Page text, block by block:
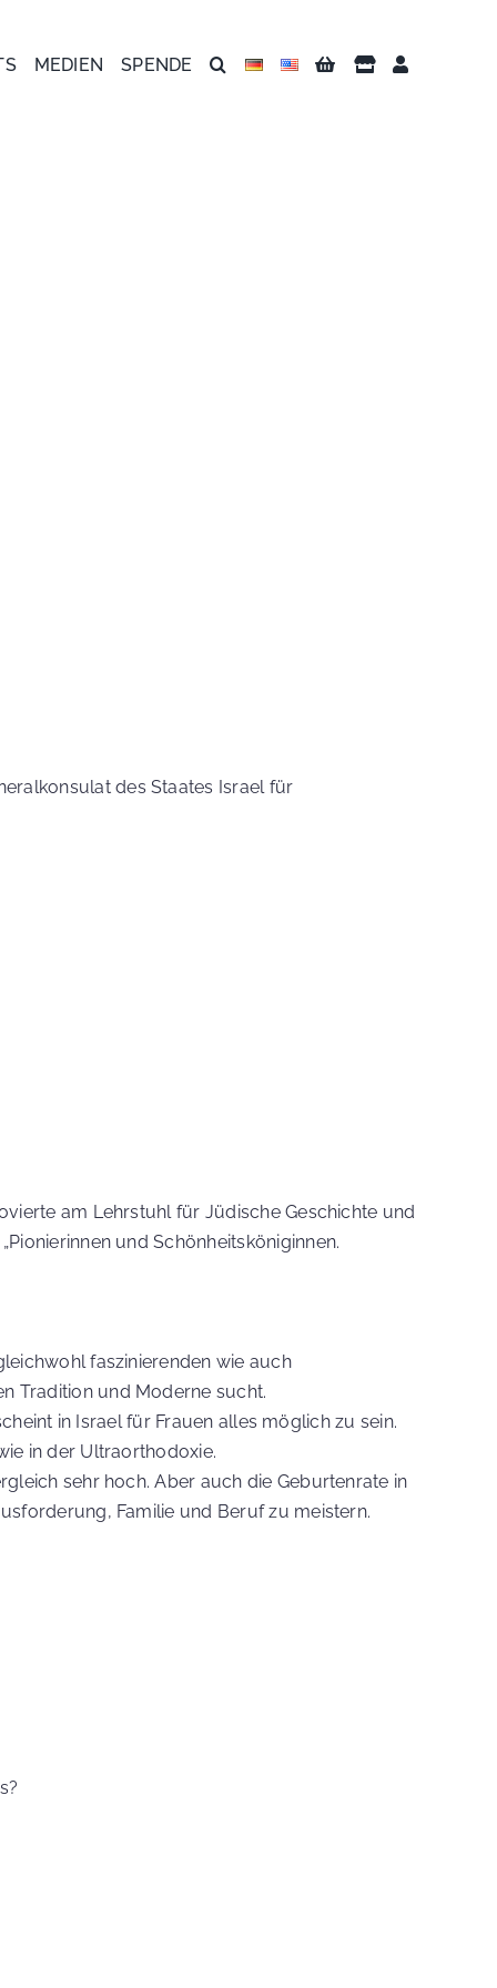
MEDIEN SPENDE
des Staates Israel für
am Lehrstuhl für Jüdische Geschichte und
und Schönheitsköniginnen.
faszinierenden wie auch
Tradition und Moderne sucht.
in Israel für Frauen alles möglich zu sein.
in der Ultraorthodoxie.
sehr hoch. Aber auch die Geburtenrate in
Familie und Beruf zu meistern.